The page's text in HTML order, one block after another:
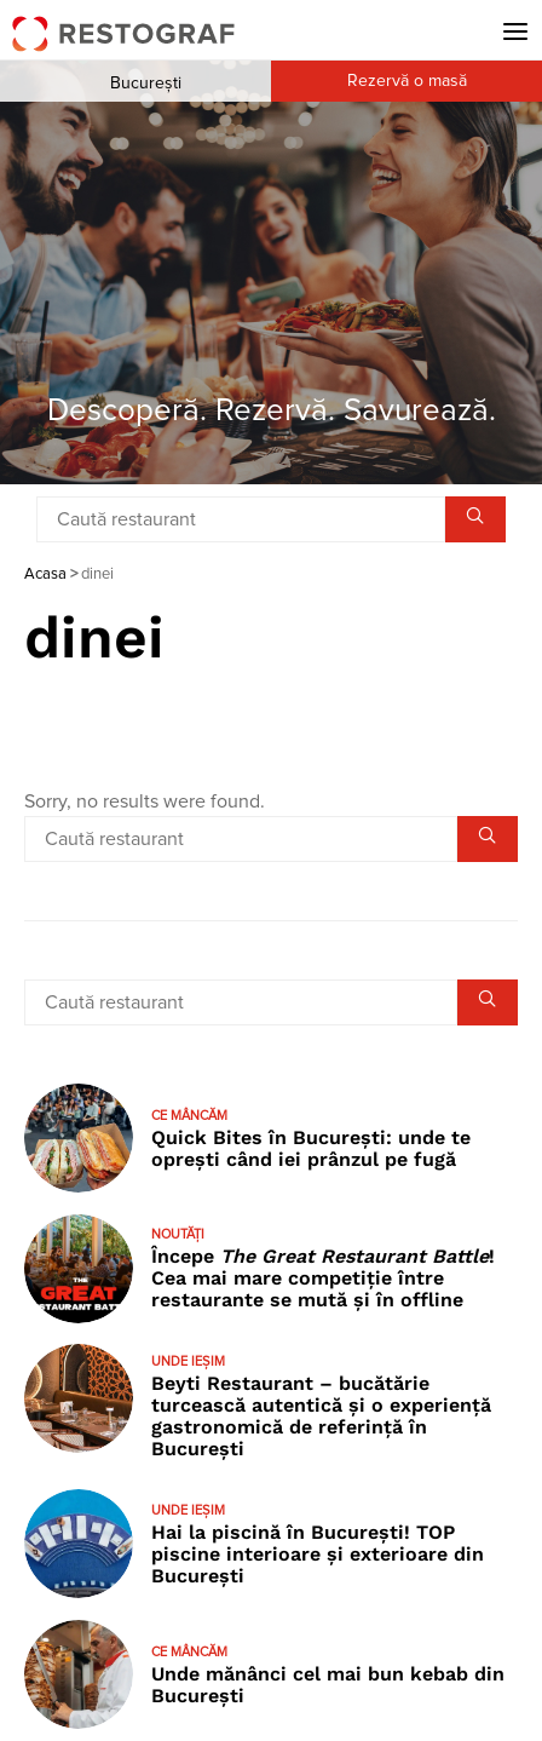
Descoperă. Rezervă. Savurează.
București Rezervă o masă
Acasa >dinei
dinei
Sorry, no results were found.
CE MÂNCĂM
Quick Bites în București: unde te
oprești când iei prânzul pe fugă
NOUTĂȚI
Începe The Great Restaurant Battle!
Cea mai mare competiție între
restaurante se mută și în offline
UNDE IEȘIM
Beyti Restaurant – bucătărie
turcească autentică și o experiență
gastronomică de referință în
București
UNDE IEȘIM
Hai la piscină în București! TOP
piscine interioare și exterioare din
București
CE MÂNCĂM
Unde mănânci cel mai bun kebab din
București